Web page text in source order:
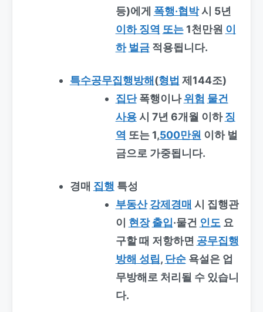
등)에게 폭행·협박시 5년
이하 징역 또는1천만원 이
하 벌금적용됩니다.
특수공무집행방해 (형법 제144조)
집단폭행이나위험 물건
사용시 7년 6개월 이하징
역 또는 1,500만원 이하 벌
금으로 가중됩니다.
경매 집행 특성
부동산 강제경매 시 집행관
이 현장 출입·물건 인도 요
구할 때 저항하면 공무집행
방해 성립, 단순욕설은 업
무방해로 처리될 수 있습니
다.